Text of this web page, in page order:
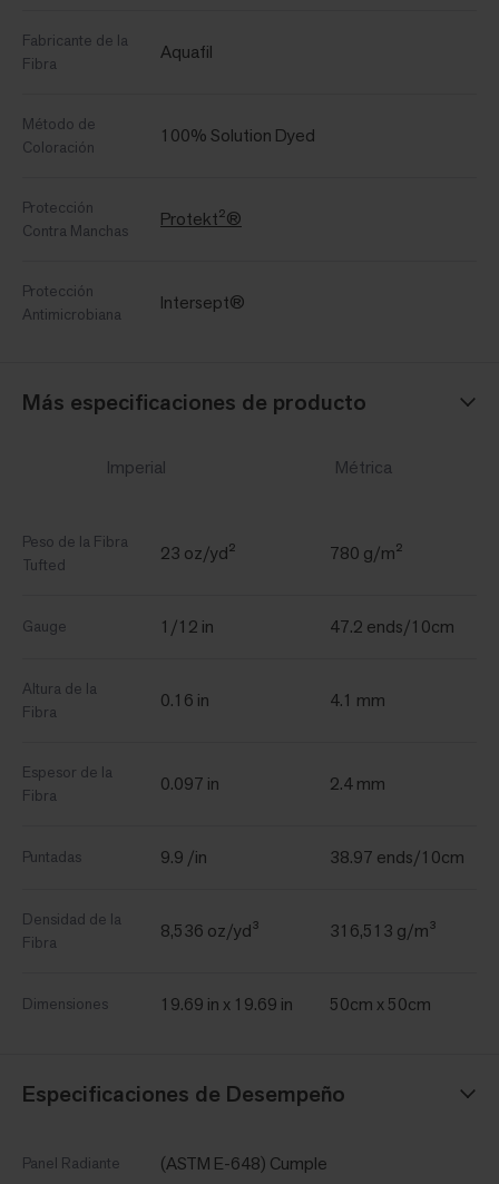
Fabricante de la
Fibra
Aquafil
Método de
Coloración
100% Solution Dyed
Protección
Contra Manchas
Protekt²®
Protección
Antimicrobiana
Intersept®
Más especificaciones de producto
Imperial Métrica
Peso de la Fibra
Tufted
23 oz/yd² 780 g/m²
Gauge 1/12 in 47.2 ends/10cm
Altura de la
Fibra
0.16 in 4.1 mm
Espesor de la
Fibra
0.097 in 2.4 mm
Puntadas 9.9 /in 38.97 ends/10cm
Densidad de la
Fibra
8,536 oz/yd³ 316,513 g/m³
Dimensiones 19.69 in x 19.69 in 50cm x 50cm
Especificaciones de Desempeño
Panel Radiante (ASTM E-648) Cumple